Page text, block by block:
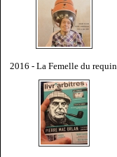
2016 - La Femelle du requin